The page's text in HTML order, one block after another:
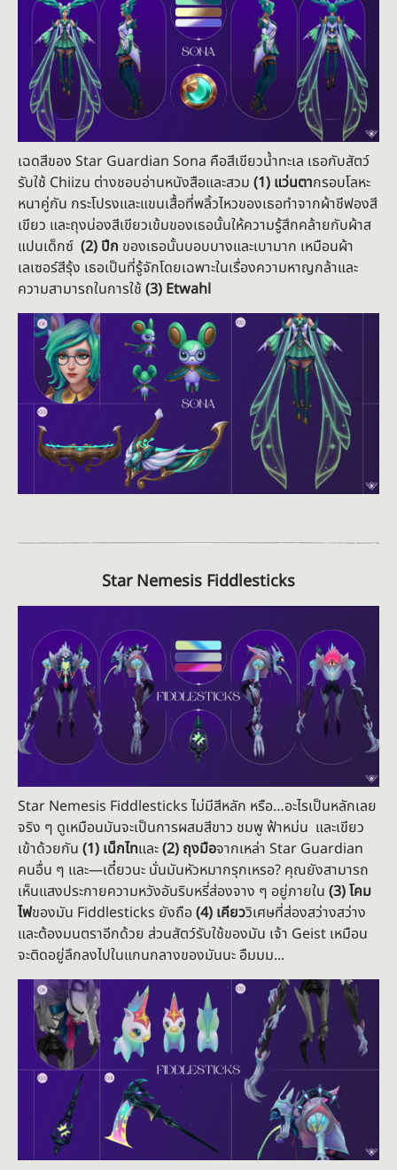
เฉดสีของ Star Guardian Sona คือสีเขียวน้ำทะเล เธอกับสัตว์
รับใช้ Chiizu ต่างชอบอ่านหนังสือและสวม (1) แว่นตากรอบโลหะ
หนาคู่กัน กระโปรงและแขนเสื้อที่พลิ้วไหวของเธอทำจากผ้าชีฟองสี
เขียว และถุงน่องสีเขียวเข้มของเธอนั้นให้ความรู้สึกคล้ายกับผ้าส
แปนเด็กซ์ (2) ปีก ของเธอนั้นบอบบางและเบามาก เหมือนผ้า
เลเซอร์สีรุ้ง เธอเป็นที่รู้จักโดยเฉพาะในเรื่องความหาญกล้าและ
ความสามารถในการใช้ (3) Etwahl
Star Nemesis Fiddlesticks
Star Nemesis Fiddlesticks ไม่มีสีหลัก หรือ…อะไรเป็นหลักเลย
จริง ๆ ดูเหมือนมันจะเป็นการผสมสีขาว ชมพู ฟ้าหม่น และเขียว
เข้าด้วยกัน (1) เน็กไทและ(2) ถุงมือจากเหล่า Star Guardian
คนอื่น ๆ และ—เดี๋ยวนะ นั่นมันหัวหมากรุกเหรอ? คุณยังสามารถ
เห็นแสงประกายความหวังอันริบหรี่ส่องจาง ๆ อยู่ภายใน (3) โคม
ไฟของมัน Fiddlesticks ยังถือ(4) เคียววิเศษที่ส่องสว่างสว่าง
และต้องมนตราอีกด้วย ส่วนสัตว์รับใช้ของมัน เจ้า Geist เหมือน
จะติดอยู่ลึกลงไปในแกนกลางของมันนะ อืมมม...